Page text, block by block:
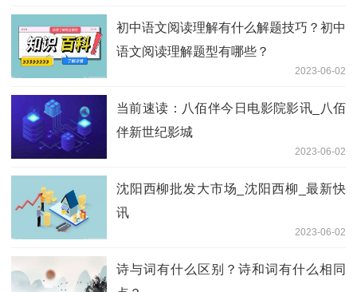
初中语文阅读理解有什么解题技巧？初中
语文阅读理解题型有哪些？
2023-06-02
当前速读：八佰伴今日电影院影讯_八佰
伴新世纪影城
2023-06-02
沈阳西柳批发大市场_沈阳西柳_最新快
讯
2023-06-02
诗与词有什么区别？诗和词有什么相同